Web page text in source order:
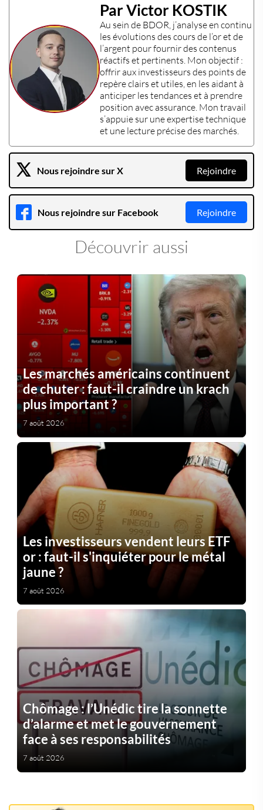
Par Victor KOSTIK
Au sein de BDOR , j’analyse en continu
les évolutions des cours de l’oret de
l’argent pour fournir des contenus
réactifs et pertinents. Mon objectif :
offrir aux investisseurs des points de
repère clairs et utiles, en les aidant à
anticiper les tendances et à prendre
position avec assurance. Mon travail
s’appuie sur uneexpertise technique
et une lecture précise des marchés.
Nous rejoindre sur X Rejoindre
Nous rejoindre sur Facebook Rejoindre
Découvrir aussi
Les marchés américains continuent
de chuter : faut-il craindre un krach
plus important ?
7 août 2026
Les investisseurs vendent leurs ETF
or : faut-il s'inquiéter pour le métal
jaune ?
7 août 2026
Chômage : l’Unédic tire la sonnette
d’alarme et met le gouvernement
face à ses responsabilités
7 août 2026